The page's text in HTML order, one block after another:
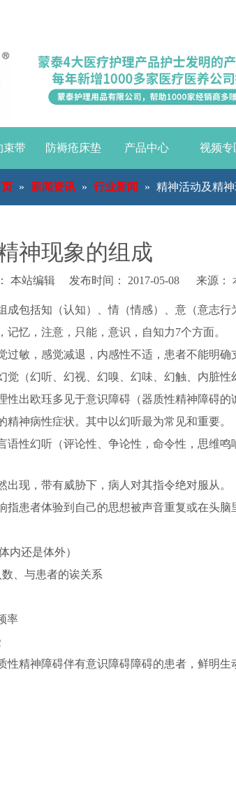
束带 防褥疮床垫 产品中心 视频专
» 新闻资讯 » 行业新闻 » 精神活动及精
神现象的组成
本站编辑 发布时间： 2017-05-08 来源：
成包括知（认知）、情（情感）、意（意志行
记忆，注意，只能，意识，自知力7个方面。
过敏，感觉减退，内感性不适，患者不能明确
觉（幻听、幻视、幻嗅、幻味、幻触、内脏性
性出欧珏多见于意识障碍（器质性精神障碍的
精神病性症状。其中以幻听最为常见和重要。
语性幻听（评论性、争论性，命令性，思维
出现，带有威胁下，病人对其指令绝对服从。
指患者体验到自己的思想被声音重复或在头脑
内还是体外）
、与患者的诶关系
率
性精神障碍伴有意识障碍障碍的患者，鲜明生